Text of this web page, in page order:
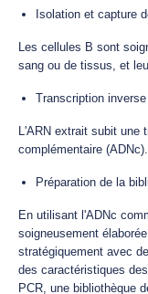
Isolation et capture
Les cellules B sont
sang ou de tissus, et
Transcription
L'ARN extrait subit une
complémentaire (ADNc).
Préparation de la
En utilisant l'ADNc
soigneusement
stratégiquement avec
des caractéristiques
PCR, une bibliothèque